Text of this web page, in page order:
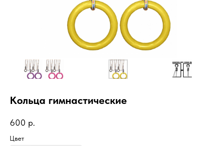
Кольца гимнастические
600 р.
Цвет